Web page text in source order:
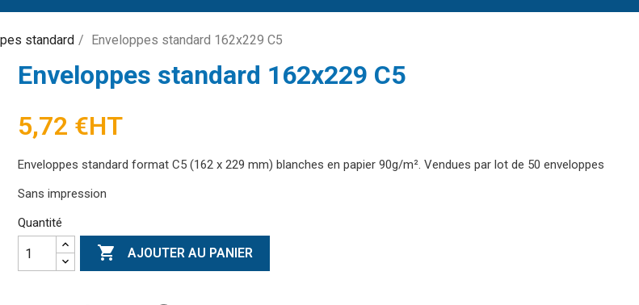
standard Enveloppes standard 162x229 C5
Enveloppes standard 162x229 C5
5,72 €HT
Enveloppes standard format C5 (162 x 229 mm) blanches en papier 90g/m². Vendues par lot de 50 enveloppes
Sans impression
Quantité
 AJOUTER AU PANIER